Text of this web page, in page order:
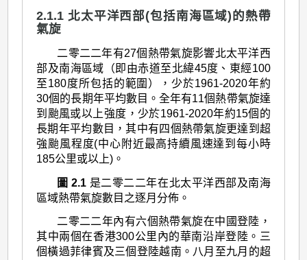
2.1.1 北太平洋西部(包括南海區域)的熱帶
氣旋
二零二二年有27個熱帶氣旋影響北太平洋西
部及南海區域（即由赤道至北緯45度、東經100
至180度所包括的範圍），少於1961-2020年約
30個的長期年平均數目。全年有11個熱帶氣旋達
到颱風或以上強度，少於1961-2020年約15個的
長期年平均數目，其中有四個熱帶氣旋更達到超
強颱風程度(中心附近最高持續風速達到每小時
185公里或以上)。
圖 2.1 是二零二二年在北太平洋西部及南海
區域熱帶氣旋數目之逐月分佈。
二零二二年內有六個熱帶氣旋在中國登陸，
其中兩個在香港300公里內的華南沿岸登陸。三
個橫過菲律賓及三個登陸越南。八月至九月的超